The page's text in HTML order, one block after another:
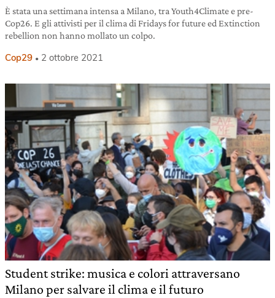
È stata una settimana intensa a Milano, tra Youth4Climate e pre-
Cop26. E gli attivisti per il clima di Fridays for future ed Extinction
rebellion non hanno mollato un colpo.
Cop29 2 ottobre 2021
Student strike: musica e colori attraversano
Milano per salvare il clima e il futuro